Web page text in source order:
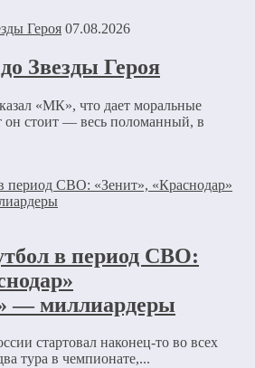
07.08.2026
Звезды Героя
«МК», что дает моральные
стоит — весь поломанный, в
в период СВО:
— миллиардеры
стартовал наконец-то во всех
тура в чемпионате,...